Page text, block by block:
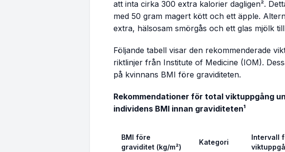
Vecka 30 181.6 - 189.0 lbs
Vecka 32
Vecka 33 184.2 - 192.3 lbs
Vecka 35 186.0 - 194.6 lbs
att inta cirka 300 extra kalorier dagligen².
med 50 gram magert kött och ett äpple.
extra, hälsosam smörgås och ett glas mjölk
Följande tabell visar den rekommenderade
riktlinjer från Institute of Medicine (IOM).
på kvinnans BMI före graviditeten.
Rekommendationer för total viktuppgång
individens BMI innan graviditeten¹
BMI före
graviditet (kg/m²)
Kategori
Intervall